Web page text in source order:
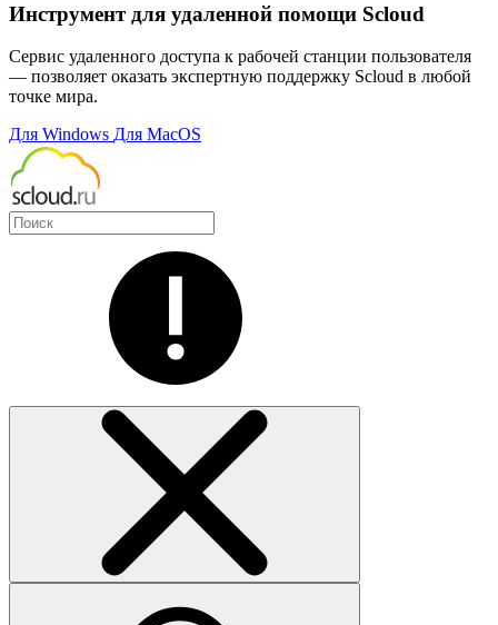
Инструмент для удаленной помощи Scloud
Сервис удаленного доступа к рабочей станции пользователя
— позволяет оказать экспертную поддержку Scloud в любой
точке мира.
Для Windows Для MacOS